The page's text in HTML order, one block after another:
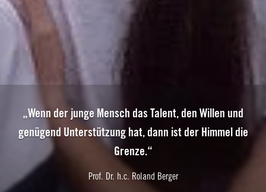
„Wenn der junge Mensch das Talent, den Willen und
genügend Unterstützung hat, dann ist der Himmel die
Grenze.“
Prof. Dr. h.c. Roland Berger